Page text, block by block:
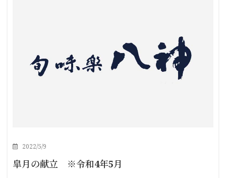
2022/5/9
皐月の献立 ※令和4年5月